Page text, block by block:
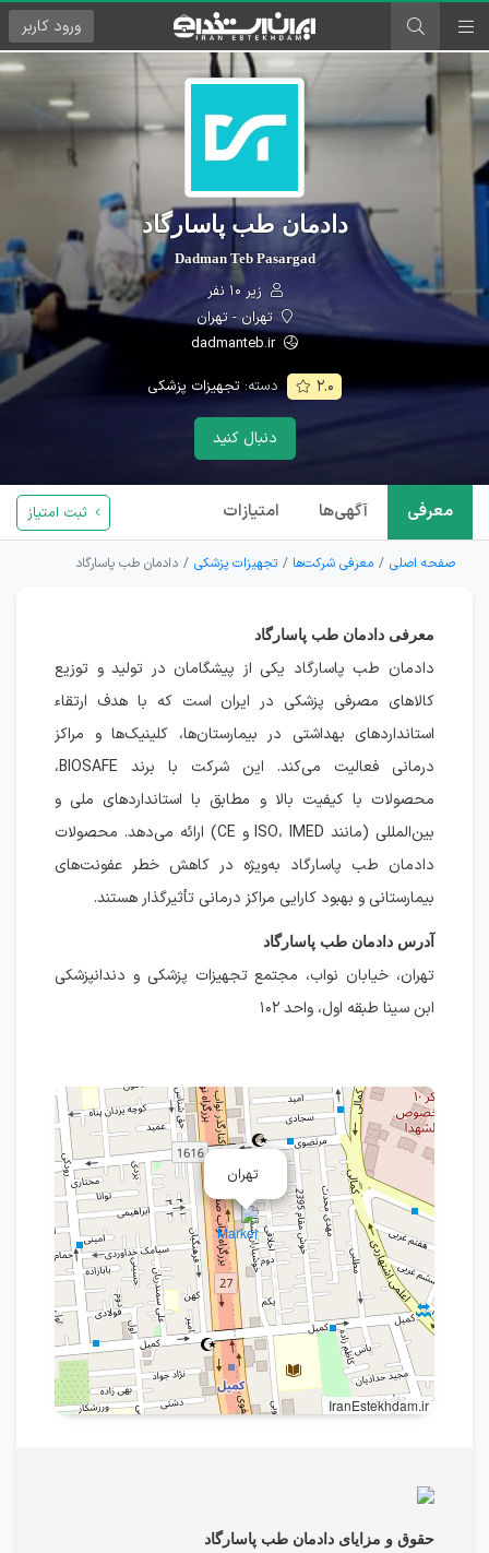
ورود کاربر
دادمان طب پاسارگاد
Dadman Teb Pasargad
زیر ۱۰ نفر
تهران - تهران
dadmanteb.ir
۲.۰ دسته:تجهیزات پزشکی
دنبال کنید
معرفی آگهی‌ها امتیازات ثبت امتیاز
صفحه اصلی معرفی شرکت‌ها تجهیزات پزشکی دادمان طب پاسارگاد
معرفی دادمان طب پاسارگاد
دادمان طب پاسارگاد یکی از پیشگامان در تولید و توزیع
کالاهای مصرفی پزشکی در ایران است که با هدف ارتقاء
استانداردهای بهداشتی در بیمارستان‌ها، کلینیک‌ها و مراکز
درمانی فعالیت می‌کند. این شرکت با برند BIOSAFE،
محصولات با کیفیت بالا و مطابق با استانداردهای ملی و
بین‌المللی (مانند ISO، IMED و CE) ارائه می‌دهد. محصولات
دادمان طب پاسارگاد به‌ویژه در کاهش خطر عفونت‌های
بیمارستانی و بهبود کارایی مراکز درمانی تأثیرگذار هستند.
آدرس دادمان طب پاسارگاد
تهران، خیابان نواب، مجتمع تجهیزات پزشکی و دندانپزشکی
ابن سینا طبقه اول، واحد ۱۰۲
تهران
IranEstekhdam.ir
حقوق و مزایای دادمان طب پاسارگاد